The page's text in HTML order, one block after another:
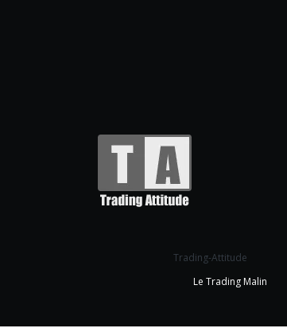
Trading-Attitude
Le Trading Malin